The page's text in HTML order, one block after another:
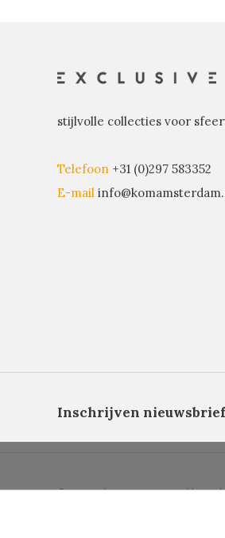
stijlvolle collecties voor
Telefoon +31 (0)297 583352
E-mail
Inschrijven nieuwsbrief
© Copyright 2026 - Powered by